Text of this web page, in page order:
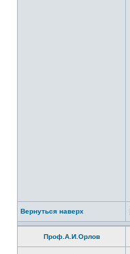
Вернуться наверх
Проф.А.И.Орлов